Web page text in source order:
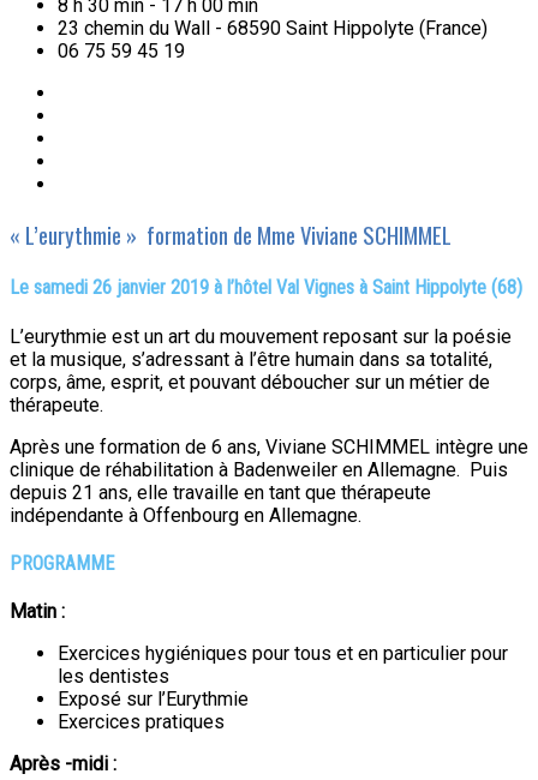
8 h 30 min - 17 h 00 min
23 chemin du Wall - 68590 Saint Hippolyte (France)
06 75 59 45 19
« L’eurythmie » formation de Mme Viviane SCHIMMEL
Le samedi 26 janvier 2019 à l’hôtel Val Vignes à Saint Hippolyte (68)
L’eurythmie est un art du mouvement reposant sur la poésie
et la musique, s’adressant à l’être humain dans sa totalité,
corps, âme, esprit, et pouvant déboucher sur un métier de
thérapeute.
Après une formation de 6 ans, Viviane SCHIMMEL intègre une
clinique de réhabilitation à Badenweiler en Allemagne. Puis
depuis 21 ans, elle travaille en tant que thérapeute
indépendante à Offenbourg en Allemagne.
PROGRAMME
Matin :
Exercices hygiéniques pour tous et en particulier pour
les dentistes
Exposé sur l’Eurythmie
Exercices pratiques
Après -midi :